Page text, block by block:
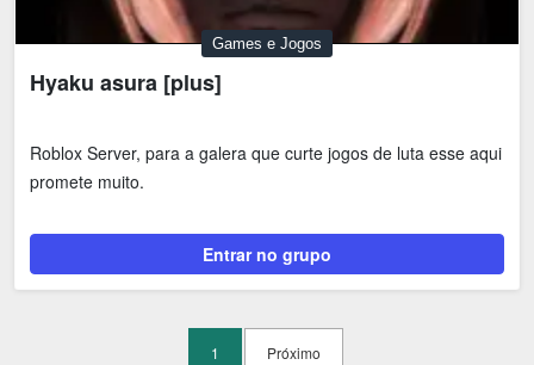
Games e Jogos
Hyaku asura [plus]
Roblox Server, para a galera que curte jogos de luta esse aqui
promete muito.
Entrar no grupo
1 Próximo